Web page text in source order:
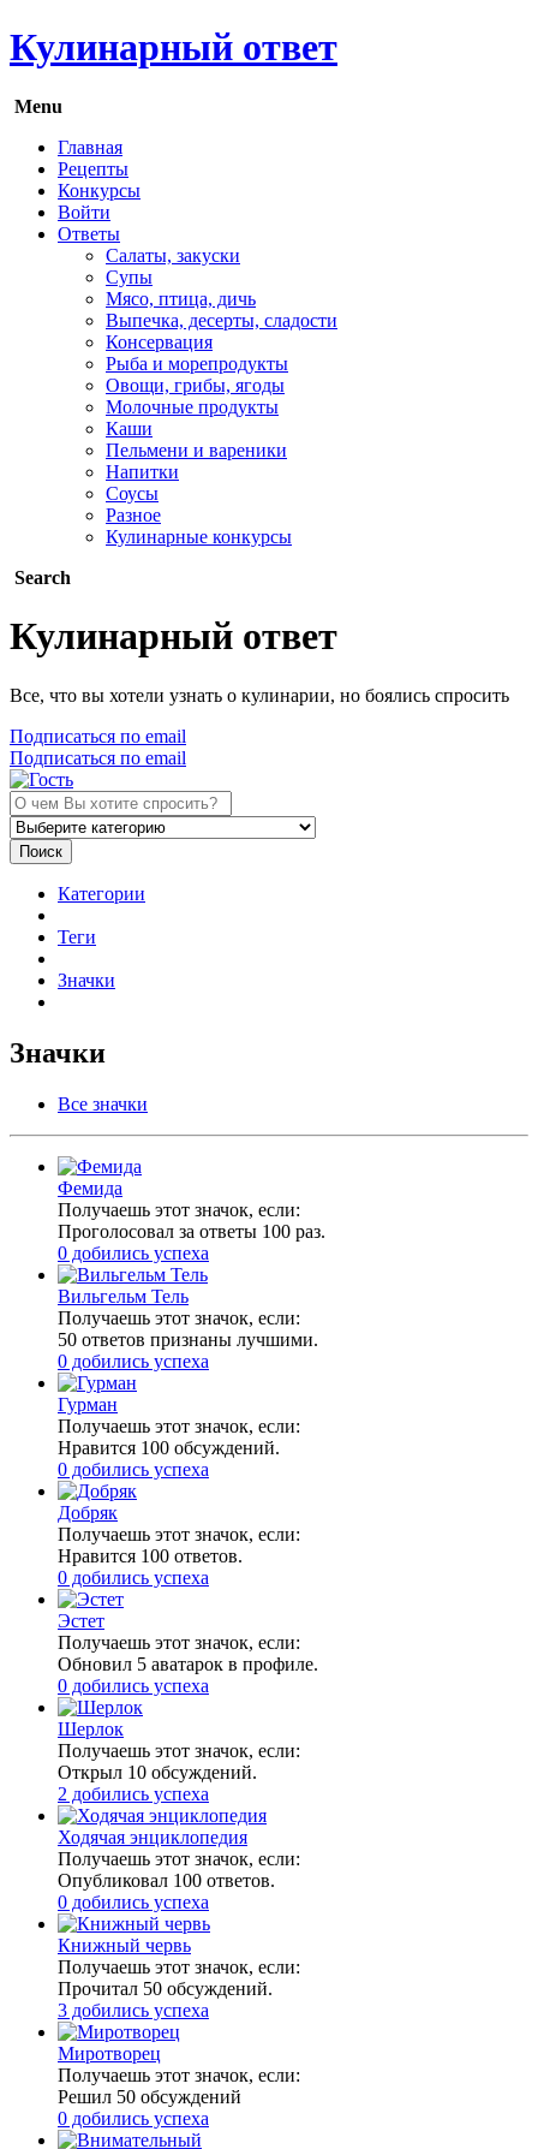
Кулинарный ответ
Menu
Главная
Рецепты
Конкурсы
Войти
Ответы
Салаты, закуски
Супы
Мясо, птица, дичь
Выпечка, десерты, сладости
Консервация
Рыба и морепродукты
Овощи, грибы, ягоды
Молочные продукты
Каши
Пельмени и вареники
Напитки
Соусы
Разное
Кулинарные конкурсы
Search
Кулинарный ответ
Все, что вы хотели узнать о кулинарии, но боялись спросить
Подписаться по email
Подписаться по email
Поиск
Категории
Теги
Значки
Значки
Все значки
Фемида
Получаешь этот значок, если:
Проголосовал за ответы 100 раз.
0 добились успеха
Вильгельм Тель
Получаешь этот значок, если:
50 ответов признаны лучшими.
0 добились успеха
Гурман
Получаешь этот значок, если:
Нравится 100 обсуждений.
0 добились успеха
Добряк
Получаешь этот значок, если:
Нравится 100 ответов.
0 добились успеха
Эстет
Получаешь этот значок, если:
Обновил 5 аватарок в профиле.
0 добились успеха
Шерлок
Получаешь этот значок, если:
Открыл 10 обсуждений.
2 добились успеха
Ходячая энциклопедия
Получаешь этот значок, если:
Опубликовал 100 ответов.
0 добились успеха
Книжный червь
Получаешь этот значок, если:
Прочитал 50 обсуждений.
3 добились успеха
Миротворец
Получаешь этот значок, если:
Решил 50 обсуждений
0 добились успеха